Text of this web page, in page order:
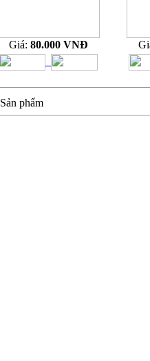
Giá: 80.000 VNĐ
Sản phẩm